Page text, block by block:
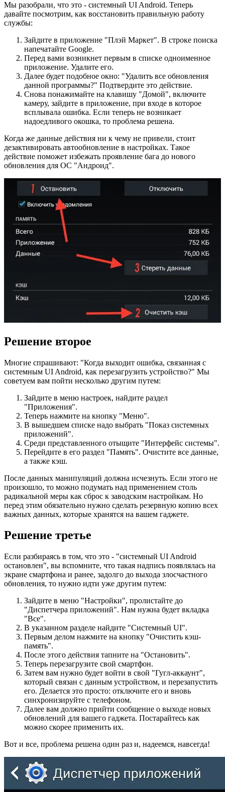
Мы разобрали, что это - системный UI Android. Теперь
давайте посмотрим, как восстановить правильную работу
службы:
Зайдите в приложение "Плэй Маркет". В строке поиска
напечатайте Google.
Перед вами возникнет первым в списке одноименное
приложение. Удалите его.
Далее будет подобное окно: "Удалить все обновления
данной программы?" Подтвердите это действие.
Снова понажимайте на клавишу "Домой", включите
камеру, зайдите в приложение, при входе в которое
всплывала ошибка. Если теперь не возникает
надоедливого окошка, то проблема решена.
Когда же данные действия ни к чему не привели, стоит
дезактивировать автообновление в настройках. Такое
действие поможет избежать проявление бага до нового
обновления для ОС "Андроид".
Решение второе
Многие спрашивают: "Когда выходит ошибка, связанная с
системным UI Android, как перезагрузить устройство?" Мы
советуем вам пойти несколько другим путем:
Зайдите в меню настроек, найдите раздел
"Приложения".
Теперь нажмите на кнопку "Меню".
В вышедшем списке надо выбрать "Показ системных
приложений".
Среди представленного отыщите "Интерфейс системы".
Перейдите в его раздел "Память". Очистите все данные,
а также кэш.
После данных манипуляций должна исчезнуть. Если этого не
произошло, то можно подумать над применением столь
радикальной меры как сброс к заводским настройкам. Но
перед этим обязательно нужно сделать резервную копию всех
важных данных, которые хранятся на вашем гаджете.
Решение третье
Если разбираясь в том, что это - "системный UI Android
остановлен", вы вспомните, что такая надпись появлялась на
экране смартфона и ранее, задолго до выхода злосчастного
обновления, то нужно идти уже другим путем:
Зайдите в меню "Настройки", пролистайте до
"Диспетчера приложений". Нам нужна будет вкладка
"Все".
В указанном разделе найдите "Системный UI".
Первым делом нажмите на кнопку "Очистить кэш-
память".
После этого действия тапните на "Остановить".
Теперь перезагрузите свой смартфон.
Затем вам нужно будет войти в свой "Гугл-аккаунт",
который связан с данным устройством, и перезапустить
его. Делается это просто: отключите его и вновь
синхронизируйте с телефоном.
Далее вам должно прийти сообщение о выходе новых
обновлений для вашего гаджета. Постарайтесь как
можно скорее применить их.
Вот и все, проблема решена один раз и, надеемся, навсегда!